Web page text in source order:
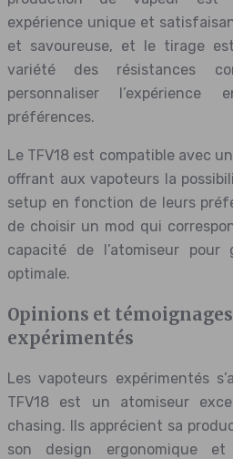
expérience unique et
et savoureuse, et le tirage
variété des résistances
personnaliser
préférences.
Le TFV18 est compatible avec
offrant aux vapoteurs la
setup en fonction de leurs
de choisir un mod qui
capacité de l’atomiseur
optimale.
Opinions et
expérimentés
Les vapoteurs expérimentés
TFV18 est un atomiseur
chasing. Ils apprécient sa
son design ergonomique